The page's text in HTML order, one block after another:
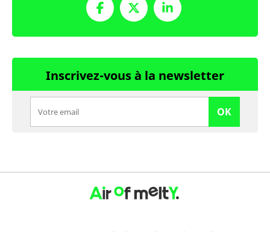
Inscrivez-vous à la newsletter
OK